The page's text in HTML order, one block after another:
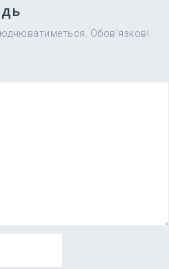
Обов’язкові